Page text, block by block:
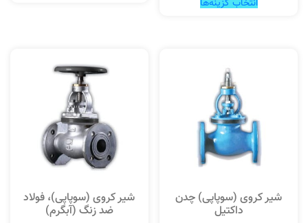
انتخاب گزینه‌ها
شیر کروی (سوپاپی) چدن
داکتیل
شیر کروی (سوپاپی)، فولاد
ضد زنگ (آبگرم)